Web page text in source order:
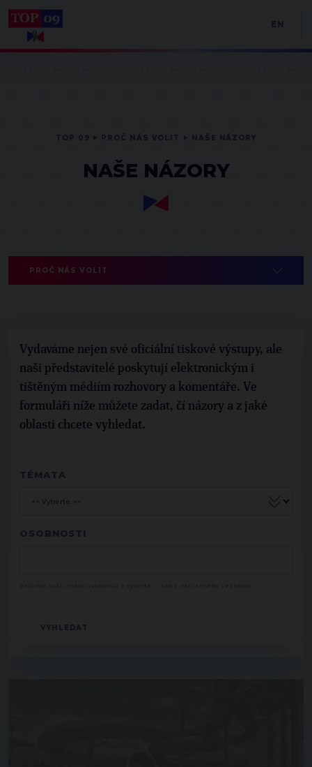
NAŠE NÁZORY
PROČ NÁS VOLIT
Vydaváme nejen své oficiální tiskové výstupy, ale
naši představitelé poskytují elektronickým i
tištěným médiím rozhovory a komentáře. Ve
formuláři níže můžete zadat, čí názory a z jaké
oblasti chcete vyhledat.
TÉMATA
OSOBNOSTI